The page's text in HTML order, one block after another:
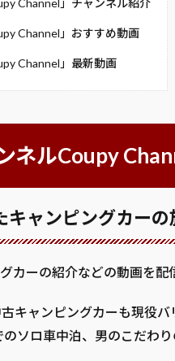
Channel」チャンネル紹介
Channel」おすすめ動画
Channel」最新動画
ネルCoupy
キャンピングカー
カーの紹介などの動画を配
キャンピングカーも現役
ソロ車中泊、男のこだわり